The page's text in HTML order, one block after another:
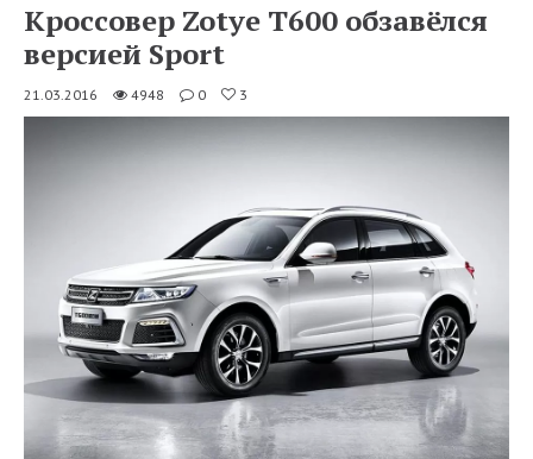
Кроссовер Zotye T600 обзавёлся
версией Sport
21.03.2016 4948 0 3